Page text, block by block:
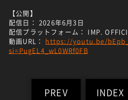
【公開】
配信日： 2026年6月3日
配信プラットフォーム： IMP.
動画URL： https://youtu.be/
si=PugEL4_wL0WRf0FB
PREV INDEX